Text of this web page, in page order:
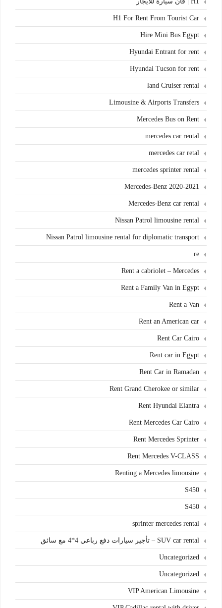
H1 For Rent From Tourist Car
Hire Mini Bus Egypt
Hyundai Entrant for rent
Hyundai Tucson for rent
land Cruiser rental
Limousine & Airports Transfers
Mercedes Bus on Rent
mercedes car rental
mercedes car retal
mercedes sprinter rental
Mercedes-Benz 2020-2021
Mercedes-Benz car rental
Nissan Patrol limousine rental
Nissan Patrol limousine rental for diplomatic transport
re
Rent a cabriolet – Mercedes
Rent a Family Van in Egypt
Rent a Van
Rent an American car
Rent Car Cairo
Rent car in Egypt
Rent Car in Ramadan
Rent Grand Cherokee or similar
Rent Hyundai Elantra
Rent Mercedes Car Cairo
Rent Mercedes Sprinter
Rent Mercedes V-CLASS
Renting a Mercedes limousine
S450
S450
sprinter mercedes rental
SUV car rental – تأجير سيارات دفع رباعي 4*4 مع سائق
Uncategorized
Uncategorized
VIP American Limousine